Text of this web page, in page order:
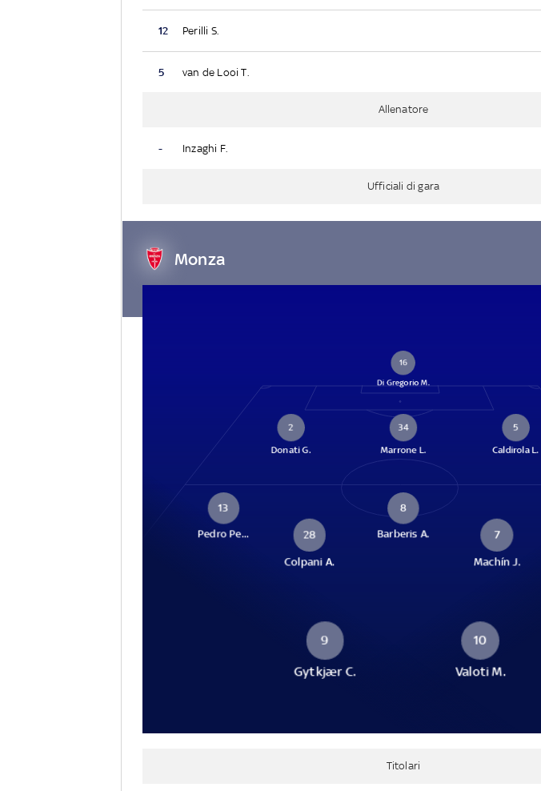
12 Perilli S.
5 van de Looi T.
Allenatore
- Inzaghi F.
Ufficiali di gara
Monza
16
Di Gregorio M.
2
Donati G.
34
Marrone L.
5
Caldirola L.
13
Pedro Pe... 28
Colpani A.
8
Barberis A. 7
Machín J.
9
Gytkjær C.
10
Valoti M.
Titolari